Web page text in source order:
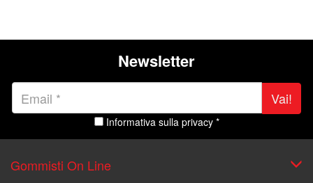
Newsletter
Vai!
Informativa sulla privacy *
Gommisti On Line